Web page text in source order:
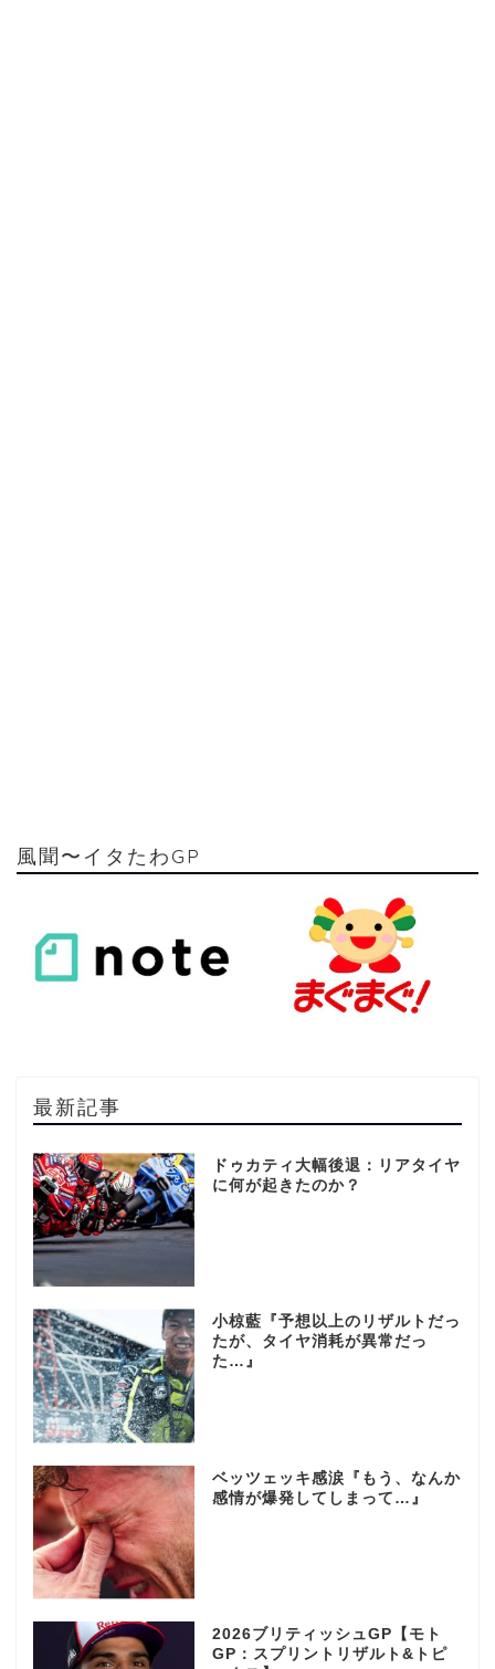
風聞〜イタたわGP
最新記事
ドゥカティ大幅後退：リアタイヤ
に何が起きたのか？
小椋藍『予想以上のリザルトだっ
たが、タイヤ消耗が異常だっ
た…』
ベッツェッキ感涙『もう、なんか
感情が爆発してしまって…』
2026ブリティッシュGP【モト
GP：スプリントリザルト&トピ